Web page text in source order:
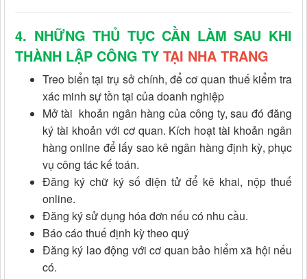
4. NHỮNG THỦ TỤC CẦN LÀM SAU KHI
THÀNH LẬP CÔNG TY TẠI NHA TRANG
Treo biển tại trụ sở chính, để cơ quan thuế kiểm tra
xác minh sự tồn tại của doanh nghiệp
Mở tài khoản ngân hàng của công ty, sau đó đăng
ký tài khoản với cơ quan. Kích hoạt tài khoản ngân
hàng online để lấy sao kê ngân hàng định kỳ, phục
vụ công tác kế toán.
Đăng ký chữ ký số điện tử để kê khai, nộp thuế
online.
Đăng ký sử dụng hóa đơn nếu có nhu cầu.
Báo cáo thuế định kỳ theo quý
Đăng ký lao động với cơ quan bảo hiểm xã hội nếu
có.